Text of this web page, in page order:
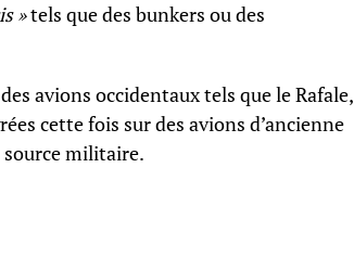
»tels que des bunkers ou des
avions occidentaux tels que le Rafale,
cette fois sur des avions d’ancienne
source militaire.